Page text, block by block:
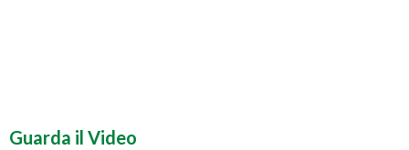
Guarda il Video